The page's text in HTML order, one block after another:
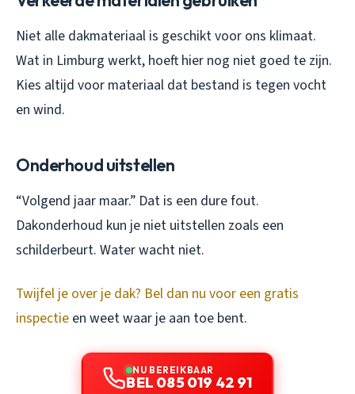
Niet alle dakmateriaal is geschikt voor ons klimaat.
Wat in Limburg werkt, hoeft hier nog niet goed te zijn.
Kies altijd voor materiaal dat bestand is tegen vocht
en wind.
Onderhoud uitstellen
“Volgend jaar maar.” Dat is een dure fout.
Dakonderhoud kun je niet uitstellen zoals een
schilderbeurt. Water wacht niet.
Twijfel je over je dak? Bel dan nu voor een gratis
inspectie en weet waar je aan toe bent.
NU BEREIKBAAR
BEL 085 019 42 91